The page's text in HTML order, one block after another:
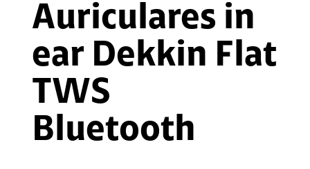
Auriculares in
ear Dekkin Flat
TWS
Bluetooth